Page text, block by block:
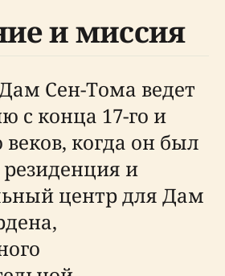
и миссия
Сен-Тома ведет
с конца 17-го и
веков, когда он был
и
центр для Дам